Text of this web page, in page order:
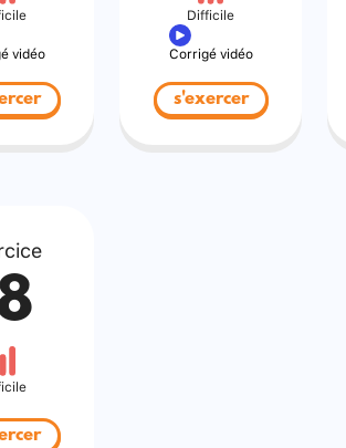
vidéo
Difficile
Corrigé vidéo
s'exercer